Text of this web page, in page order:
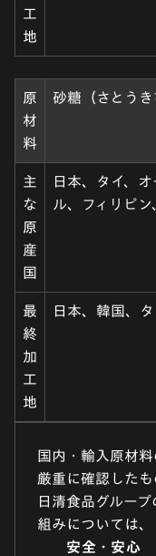
工
地
原
材
料
砂糖（さとうき
主
な
原
産
国
日本、タイ、
ル、フィリピ
最
終
加
工
地
日本、韓国、
国内・輸入原材
厳重に確認したも
日清食品グループ
組みについては、
安全・安心